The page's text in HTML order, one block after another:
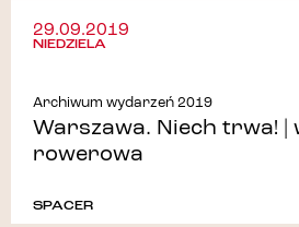
29.09.2019
NIEDZIELA
Archiwum wydarzeń 2019
Warszawa. Niech trwa! |
rowerowa
SPACER